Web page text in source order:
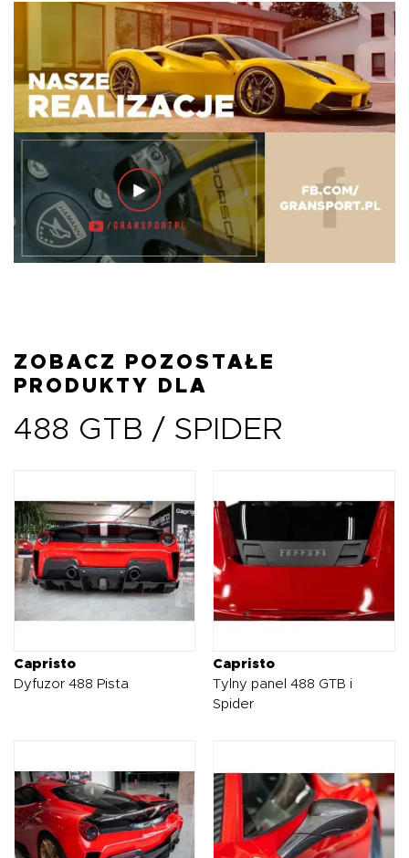
ZOBACZ POZOSTAŁE
PRODUKTY DLA
488 GTB / SPIDER
Capristo
Dyfuzor 488 Pista
Capristo
Tylny panel 488 GTB i
Spider